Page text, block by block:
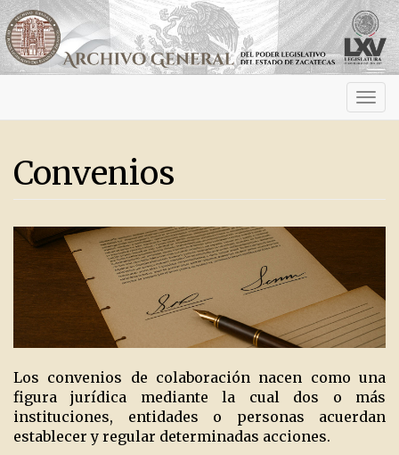
Convenios
Los convenios de colaboración nacen como una
figura jurídica mediante la cual dos o más
instituciones, entidades o personas acuerdan
establecer y regular determinadas acciones.